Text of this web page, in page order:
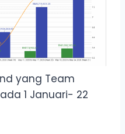
yang Team
1 Januari- 22